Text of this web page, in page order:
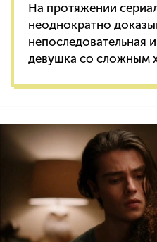
На протяжении
неоднократно
непоследовательная
девушка со сложным